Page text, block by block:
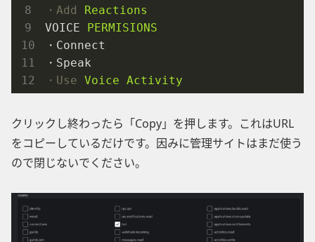
・Add
Reactions
VOICE
PERMISIONS
・Connect
・Speak
・Use Voice Activity
クリックし終わったら「Copy」を押します。これはURL
をコピーしているだけです。因みに管理サイトはまだ使う
ので閉じないでください。